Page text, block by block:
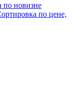
по новизне
по цене,